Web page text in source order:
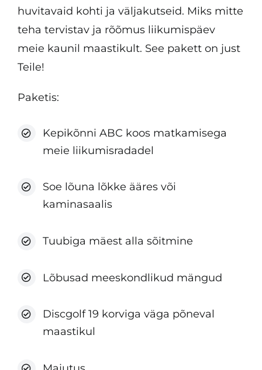
huvitavaid kohti ja väljakutseid. Miks mitte
teha tervistav ja rõõmus liikumispäev
meie kaunil maastikult. See pakett on just
Teile!
Paketis:
Kepikõnni ABC koos matkamisega
meie liikumisradadel
Soe lõuna lõkke ääres või
kaminasaalis
Tuubiga mäest alla sõitmine
Lõbusad meeskondlikud mängud
Discgolf 19 korviga väga põneval
maastikul